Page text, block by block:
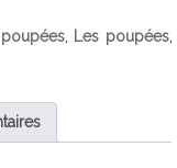
Les poupées,